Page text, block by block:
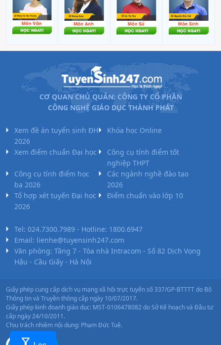
filter_alt
• Tổ hợp: (Toán, 2 môn bất kì)
Mã ngành:7580105
Chỉ tiêu:50
• Phương thức xét tuyển: ĐGNL HCMĐT THPTHọc Bạ
20. Kỹ thuật xây dựng
• Mã ngành:
7580201
•Chỉ tiêu:200
• Tổ hợp:(Toán, 2 môn bất kì)
21. Kỹ thuật xây dựng Công trình giao thông
•Mã ngành:7580205
•Chỉ tiêu:50
• Phương thức xét tuyển:
CƠ QUAN CHỦ QUẢN: CÔNG TY CỔ PHẦN
CÔNG NGHỆ GIÁO DỤC THÀNH PHÁT
Xem đề án tuyển sinh ĐH
2026
Khóa học Online
Xem điểm chuẩn Đại học
Công cụ tính điểm tốt
nghiệp THPT
Công cụ tính điểm học
bạ 2026
Các ngành nghề đào tạo
2026
Tổ hợp xét tuyển Đại học
2026
Điểm chuẩn vào lớp 10
Tel: 024.7300.7989 - Hotline: 1800.6947
Email: lienhe@tuyensinh247.com
Văn phòng: Tầng 7 - Tòa nhà Intracom - Số 82 Dịch Vọng
Hậu - Cầu Giấy - Hà Nội
Giấy phép cung cấp dịch vụ mạng xã hội trực tuyến số 337/GP-BTTTT do Bộ
Thông tin và Truyền thông cấp ngày 10/07/2017.
Giấy phép kinh doanh giáo dục: MST-0106478082 do Sở Kế hoạch và Đầu tư
cấp ngày 24/10/2011.
Chịu trách nhiệm nội dung: Phạm Đức Tuệ.